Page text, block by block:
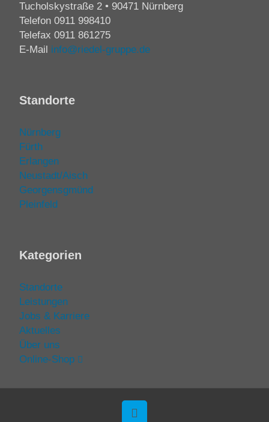
Tucholskystraße 2 • 90471 Nürnberg
Telefon 0911 998410
Telefax 0911 861275
E-Mail info@riedel-gruppe.de
Standorte
Nürnberg
Fürth
Erlangen
Neustadt/Aisch
Georgensgmünd
Pleinfeld
Kategorien
Standorte
Leistungen
Jobs & Karriere
Aktuelles
Über uns
Online-Shop